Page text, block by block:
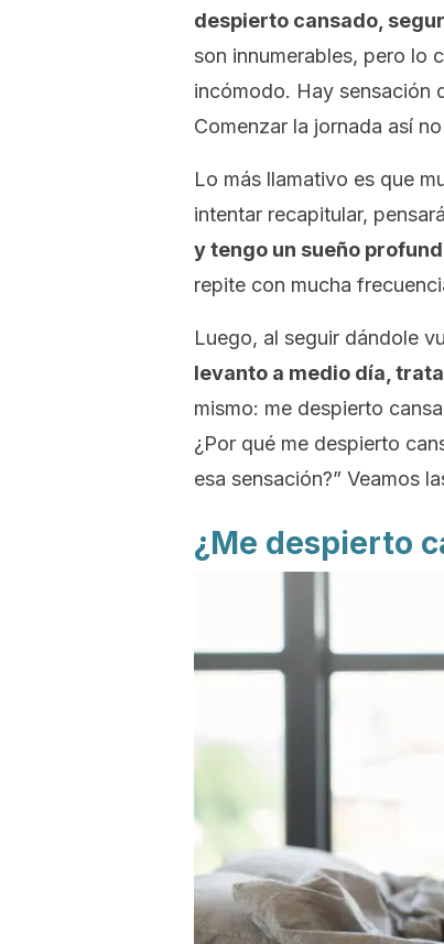
despierto cansado,
son innumerables, pero lo
incómodo. Hay sensación
Comenzar la jornada así
Lo más llamativo es que
intentar recapitular,
y tengo un sueño
repite con mucha
Luego, al seguir dándole
levanto a medio día,
mismo: me despierto
¿Por qué me despierto
esa sensación?” Veamos
¿Me despierto